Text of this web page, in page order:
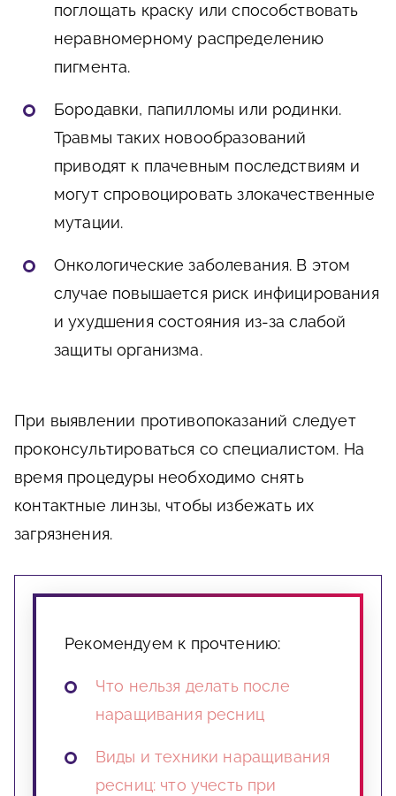
поглощать краску или способствовать
неравномерному распределению
пигмента.
Бородавки, папилломы или родинки.
Травмы таких новообразований
приводят к плачевным последствиям и
могут спровоцировать злокачественные
мутации.
Онкологические заболевания. В этом
случае повышается риск инфицирования
и ухудшения состояния из-за слабой
защиты организма.
При выявлении противопоказаний следует
проконсультироваться со специалистом. На
время процедуры необходимо снять
контактные линзы, чтобы избежать их
загрязнения.
Рекомендуем к прочтению:
Что нельзя делать после
наращивания ресниц
Виды и техники наращивания
ресниц: что учесть при